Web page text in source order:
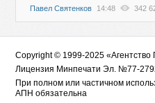
Павел Святенков 14:48 342
Copyright © 1999-2025 «Агентство
Лицензия Минпечати Эл. №77-
При полном или частичном
АПН обязательна